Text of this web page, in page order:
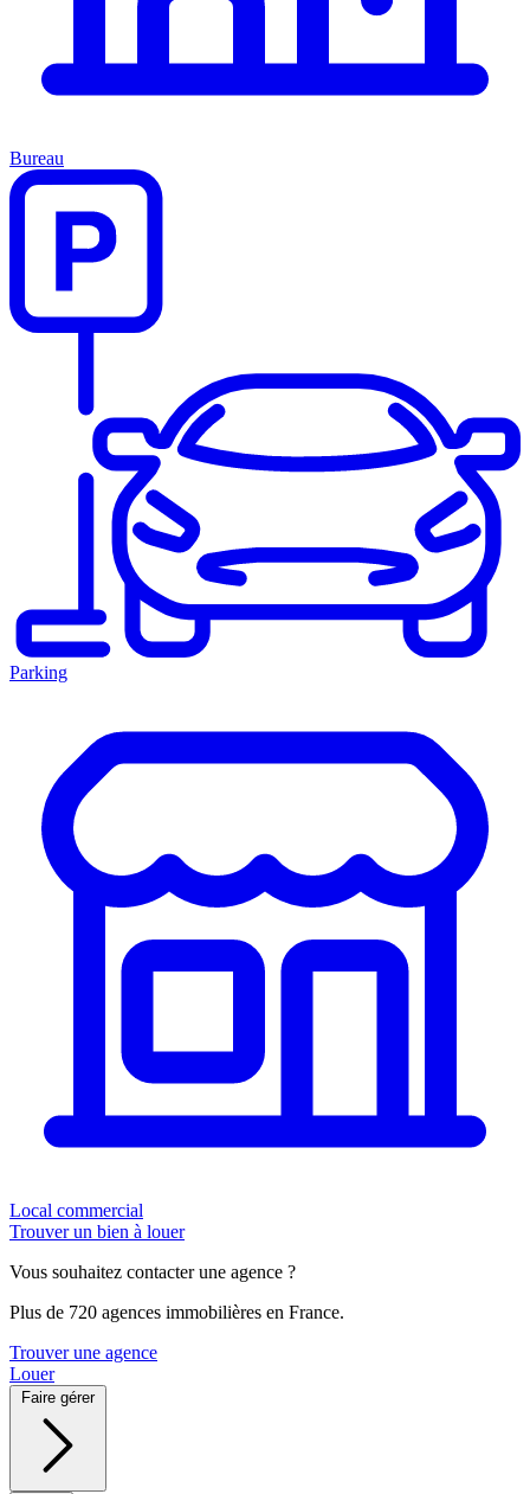
Bureau
Parking
Local commercial
Trouver un bien à louer
Vous souhaitez contacter une agence ?
Plus de 720 agences immobilières en France.
Trouver une agence
Louer
Faire gérer